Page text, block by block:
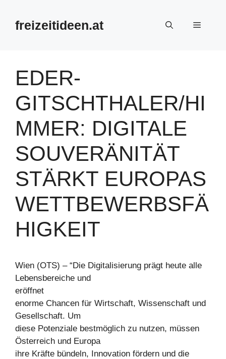
Inhalt
springenfreizeitideen.at Menü
EDER-
GITSCHTHALER/HI
MMER: DIGITALE
SOUVERÄNITÄT
STÄRKT EUROPAS
WETTBEWERBSFÄ
HIGKEIT
Wien (OTS) – “Die Digitalisierung prägt heute alle
Lebensbereiche und
eröffnet
enorme Chancen für Wirtschaft, Wissenschaft und
Gesellschaft. Um
diese Potenziale bestmöglich zu nutzen, müssen
Österreich und Europa
ihre Kräfte bündeln, Innovation fördern und die